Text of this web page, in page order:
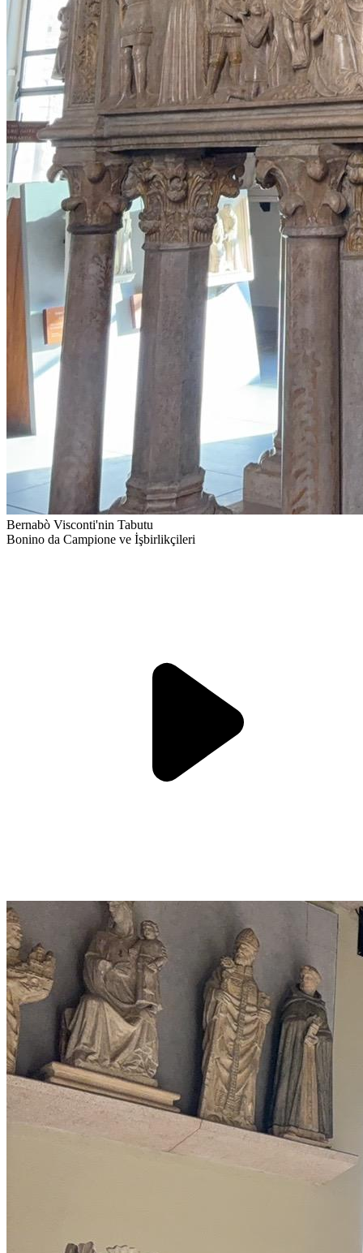
Bernabò Visconti'nin Tabutu
Bonino da Campione ve İşbirlikçileri